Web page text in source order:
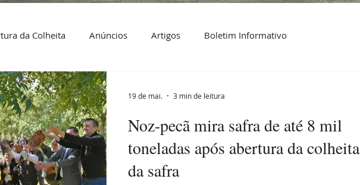
da Colheita Anúncios Artigos Boletim Informativo
ENAPecan Exportação
Noz-pecan Notícias Nutrição O IBPecan Projetos
Expointer Festividades Publicações
Noz-pecã mira safra de até 8 mil
toneladas após abertura da colheita
da safra
19 de mai. 3 min de leitura